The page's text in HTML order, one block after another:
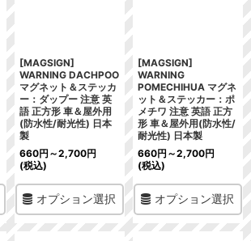
[MAGSIGN]
WARNING DACHPOO
マグネット＆ステッカ
ー：ダップー 注意 英
語 正方形 車＆屋外用
(防水性/耐光性) 日本
製
660円 ～2,700円
(税込)
オプション選択
[MAGSIGN]
WARNING
POMECHIHUA マグネ
ット＆ステッカー：ポ
メチワ 注意 英語 正方
形 車＆屋外用(防水性/
耐光性) 日本製
660円 ～2,700円
(税込)
オプション選択